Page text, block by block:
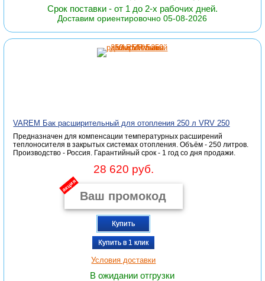
Срок поставки - от 1 до 2-х рабочих дней.
Доставим ориентировочно 05-08-2026
VAREM Бак расширительный для отопления 250 л VRV 250
Предназначен для компенсации температурных расширений
теплоносителя в закрытых системах отопления. Объём - 250 литров.
Производство - Россия. Гарантийный срок - 1 год со дня продажи.
28 620 руб.
акция
Купить
Купить в 1 клик
Условия доставки
В ожидании отгрузки